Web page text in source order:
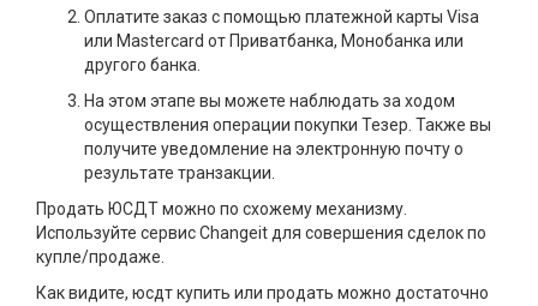
Оплатите заказ с помощью платежной карты Visa
или Mastercard от Приватбанка, Монобанка или
другого банка.
На этом этапе вы можете наблюдать за ходом
осуществления операции покупки Тезер. Также вы
получите уведомление на электронную почту о
результате транзакции.
Продать ЮСДТ можно по схожему механизму.
Используйте сервис Changeit для совершения сделок по
купле/продаже.
Как видите, юсдт купить или продать можно достаточно